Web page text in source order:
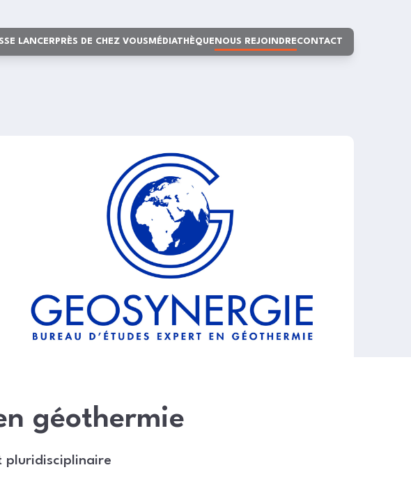
SE LANCER PRÈS DE CHEZ VOUS MÉDIATHÈQUE NOUS REJOINDRECONTACT
géothermie
pluridisciplinaire